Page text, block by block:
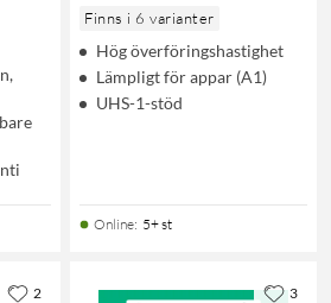
Finns i 6 varianter
Hög överföringshastighet
Lämpligt för appar (A1)
UHS-1-stöd
Online: 5+ st
2 3